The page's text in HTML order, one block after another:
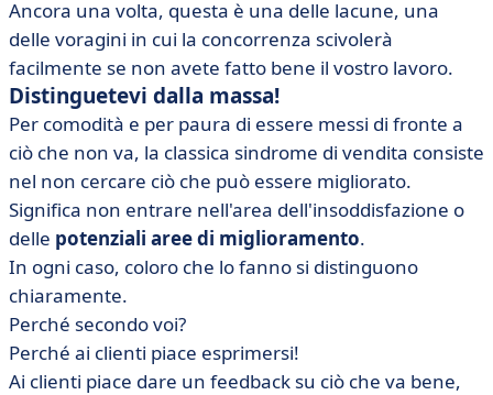
Ancora una volta, questa è una delle lacune, una
delle voragini in cui la concorrenza scivolerà
facilmente se non avete fatto bene il vostro lavoro.
Distinguetevi dalla massa!
Per comodità e per paura di essere messi di fronte a
ciò che non va, la classica sindrome di vendita consiste
nel non cercare ciò che può essere migliorato.
Significa non entrare nell'area dell'insoddisfazione o
delle potenziali aree di miglioramento.
In ogni caso, coloro che lo fanno si distinguono
chiaramente.
Perché secondo voi?
Perché ai clienti piace esprimersi!
Ai clienti piace dare un feedback su ciò che va bene,